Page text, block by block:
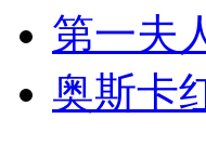
第一夫
奥斯卡